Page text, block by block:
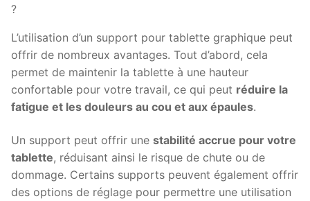
L’utilisation d’un support pour tablette graphique peut
offrir de nombreux avantages. Tout d’abord, cela
permet de maintenir la tablette à une hauteur
confortable pour votre travail, ce qui peut réduire la
fatigue et les douleurs au cou et aux épaules.
Un support peut offrir une stabilité accrue pour votre
tablette, réduisant ainsi le risque de chute ou de
dommage. Certains supports peuvent également offrir
des options de réglage pour permettre une utilisation